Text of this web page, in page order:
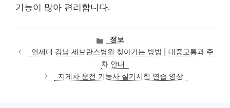
기능이 많아 편리합니다.
카
테
고
리
정보
연세대 강남 세브란스병원 찾아가는 방법 | 대중교통과 주
차 안내
지게차 운전 기능사 실기시험 연습 영상